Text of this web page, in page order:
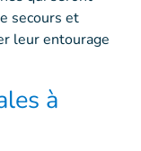
secours et
leur entourage
à